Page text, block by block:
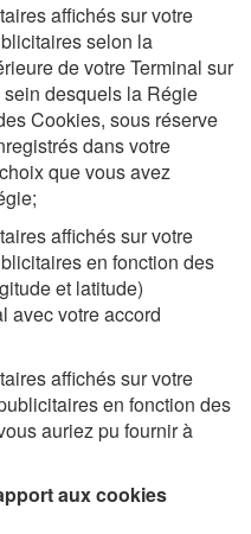
affichés sur votre
selon la
de votre Terminal sur
desquels la Régie
Cookies, sous réserve
dans votre
que vous avez
affichés sur votre
en fonction des
et latitude)
avec votre accord
affichés sur votre
en fonction des
auriez pu fournir à
aux cookies